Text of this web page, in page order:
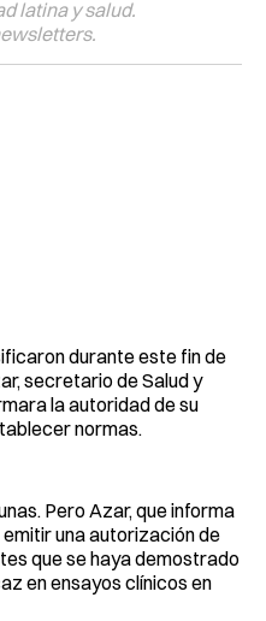
latina y salud.
durante este fin de
secretario de Salud y
la autoridad de su
normas.
Pero Azar, que informa
una autorización de
que se haya demostrado
en ensayos clínicos en